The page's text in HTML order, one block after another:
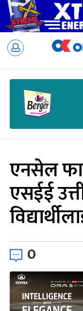
Skip
एनसेल
एसईई
0